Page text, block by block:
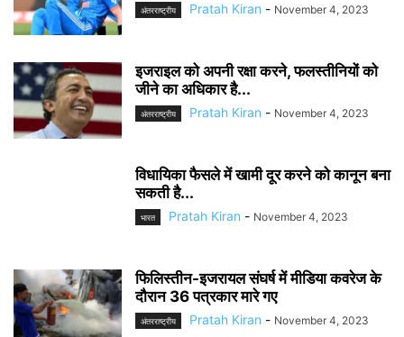
अंतरराष्ट्रीय Pratah Kiran - November 4, 2023
इजराइल को अपनी रक्षा करने, फलस्तीनियों को
जीने का अधिकार है...
अंतरराष्ट्रीय Pratah Kiran - November 4, 2023
विधायिका फैसले में खामी दूर करने को कानून बना
सकती है...
भारत Pratah Kiran - November 4, 2023
फिलिस्तीन-इजरायल संघर्ष में मीडिया कवरेज के
दौरान 36 पत्रकार मारे गए
अंतरराष्ट्रीय Pratah Kiran - November 4, 2023